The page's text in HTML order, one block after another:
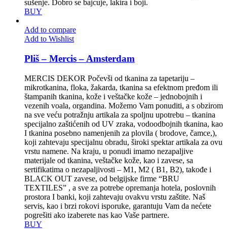
sušenje. Dobro se bajcuje, lakira i boji.
BUY
Add to compare
Add to Wishlist
Pliš – Mercis – Amsterdam
MERCIS DEKOR Počevši od tkanina za tapetariju –
mikrotkanina, floka, žakarda, tkanina sa efektnom pređom ili
štampanih tkanina, kože i veštačke kože – jednobojnih i
vezenih voala, organdina. Možemo Vam ponuditi, a s obzirom
na sve veću potražnju artikala za spoljnu upotrebu – tkanina
specijalno zaštićenih od UV zraka, vodoodbojnih tkanina, kao
I tkanina posebno namenjenih za plovila ( brodove, čamce,),
koji zahtevaju specijalnu obradu, široki spektar artikala za ovu
vrstu namene. Na kraju, u ponudi imamo nezapaljive
materijale od tkanina, veštačke kože, kao i zavese, sa
sertifikatima o nezapaljivosti – M1, M2 ( B1, B2), takođe i
BLACK OUT zavese, od belgijske firme “BRU
TEXTILES” , a sve za potrebe opremanja hotela, poslovnih
prostora I banki, koji zahtevaju ovakvu vrstu zaštite. Naš
servis, kao i brzi rokovi isporuke, garantuju Vam da nećete
pogrešiti ako izaberete nas kao Vaše partnere.
BUY